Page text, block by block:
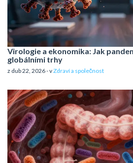
Virologie a ekonomika: Jak
globálními trhy
z dub 22, 2026 - vZdraví a společnost